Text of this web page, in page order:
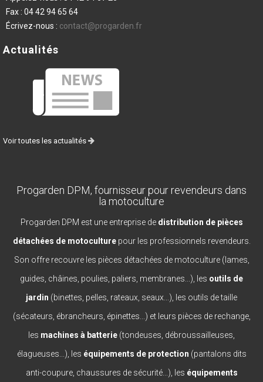
Fax : 04 42 94 65 64
Écrivez-nous : contact@progarden.fr
Actualités
Voir toutes les actualités
Progarden DPM, fournisseur pour revendeurs dans
la motoculture
Progarden DPM est une entreprise de distribution de pièces
détachées de motoculturepour les professionnels revendeurs.
Son offre recouvre les pièces détachées de motoculture (lames,
guides, châines, poulies, paliers, membranes...), les outils de
jardin (binettes, pelles, rateaux, seaux...), les outils de taille
(sécateurs, ébrancheurs, épinettes...) et leurs pièces de rechange,
les machines à batterie (tondeuses, débroussailleuses,
élagueuses...), les équipements de protection (pantalons dits
anti-coupure, chaussures de sécurité...), les équipements